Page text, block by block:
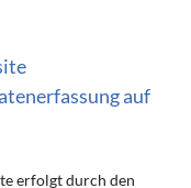
auf
erfolgt durch den